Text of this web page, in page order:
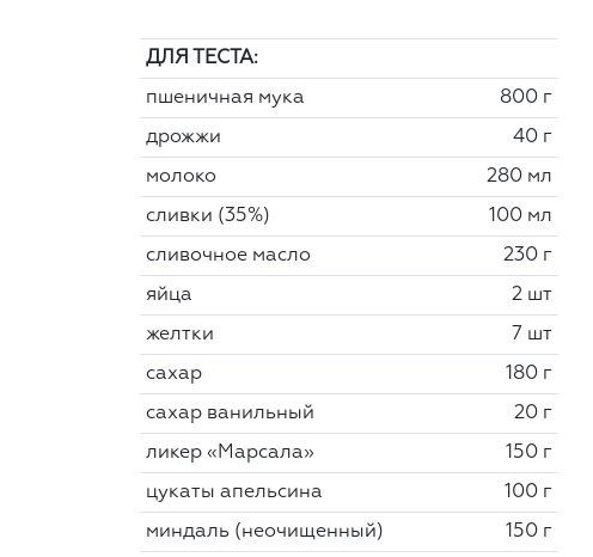
ДЛЯ ТЕСТА:
пшеничная мука 800 г
дрожжи 40 г
молоко 280 мл
сливки (35%) 100 мл
сливочное масло 230 г
яйца 2 шт
желтки 7 шт
сахар 180 г
сахар ванильный 20 г
ликер «Марсала» 150 г
цукаты апельсина 100 г
миндаль (неочищенный) 150 г